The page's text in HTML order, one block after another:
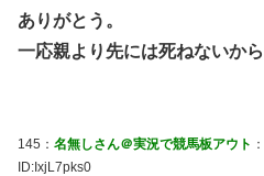
ありがとう。
一応親より先には死ねないか
145： 名無しさん＠実況で競馬板アウト
ID:IxjL7pks0